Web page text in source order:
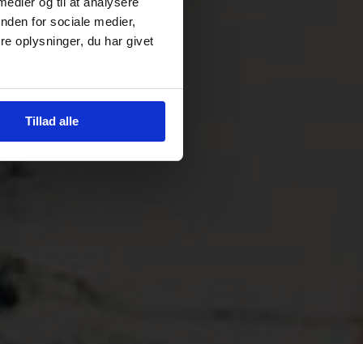
for sociale medier,
oplysninger, du har givet
Tillad alle